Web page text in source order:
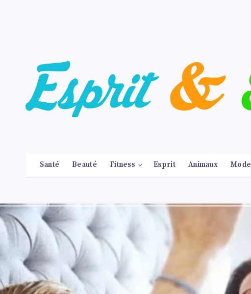
Santé Beauté Fitness Esprit Animaux Mode